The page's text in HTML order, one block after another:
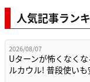
人気記事ラン
2026/08/07
Uターンが怖くなく
ルカウル! 普段使い